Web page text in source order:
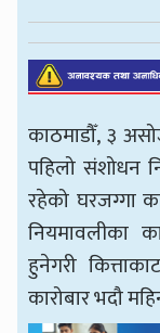
काठमाडौँ, ३
पहिलो संशोधन
रहेको घरजग्गा
नियमावलीका
हुनेगरी
कारोबार भदौ